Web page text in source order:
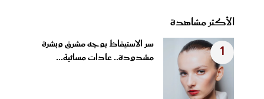
الأكثر مشاهدة
1
سر الاستيقاظ بوجه مشرق وبشرة
مشدودة.. عادات مسائية...